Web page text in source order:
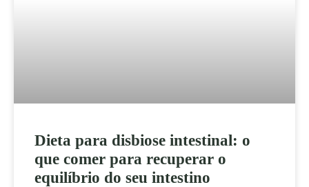
Dieta para disbiose intestinal: o
que comer para recuperar o
equilíbrio do seu intestino